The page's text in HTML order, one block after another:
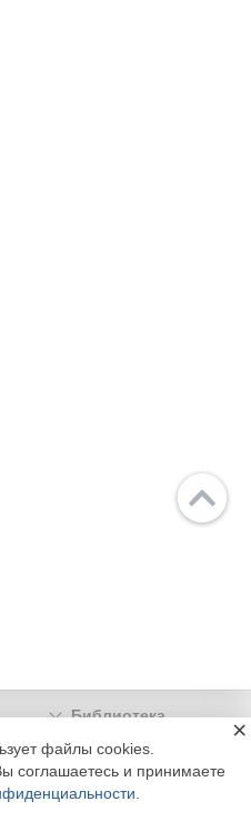
Библиотека
Реклама
файлы cookies.
соглашаетесь и принимаете
×